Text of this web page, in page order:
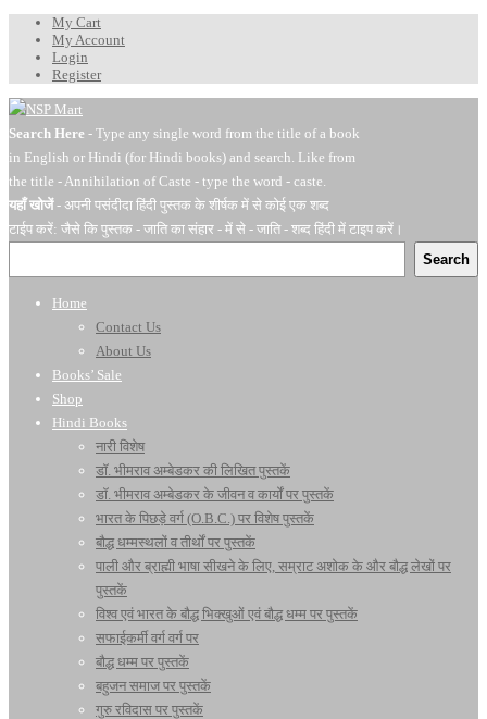
My Cart
My Account
Login
Register
Search Here - Type any single word from the title of a book
in English or Hindi (for Hindi books) and search. Like from
the title - Annihilation of Caste - type the word - caste.
यहाँ खोजें- अपनी पसंदीदा हिंदी पुस्तक के शीर्षक में से कोई एक शब्द
टाईप करें: जैसे कि पुस्तक - जाति का संहार - में से - जाति - शब्द हिंदी में टाइप करें।
Search
Home
Contact Us
About Us
Books’ Sale
Shop
Hindi Books
नारी विशेष
डॉ. भीमराव अम्बेडकर की लिखित पुस्तकें
डॉ. भीमराव अम्बेडकर के जीवन व कार्यों पर पुस्तकें
भारत के पिछड़े वर्ग (O.B.C.) पर विशेष पुस्तकें
बौद्ध धम्मस्थलों व तीर्थों पर पुस्तकें
पाली और ब्राह्मी भाषा सीखने के लिए, सम्राट अशोक के और बौद्ध लेखों पर
पुस्तकें
विश्व एवं भारत के बौद्ध भिक्खुओं एवं बौद्ध धम्म पर पुस्तकें
सफाईकर्मी वर्ग वर्ग पर
बौद्ध धम्म पर पुस्तकें
बहुजन समाज पर पुस्तकें
गुरु रविदास पर पुस्तकें